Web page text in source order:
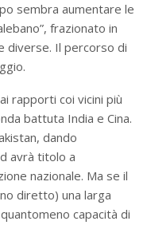
sembra aumentare le
frazionato in
diverse. Il percorso di
rapporti coi vicini più
battuta India e Cina.
dando
avrà titolo a
nazionale. Ma se il
diretto) una larga
capacità di